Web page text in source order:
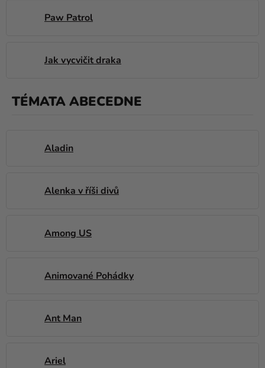
Paw Patrol
Jak vycvičit draka
TÉMATA ABECEDNE
Aladin
Alenka v říši divů
Among US
Animované Pohádky
Ant Man
Ariel